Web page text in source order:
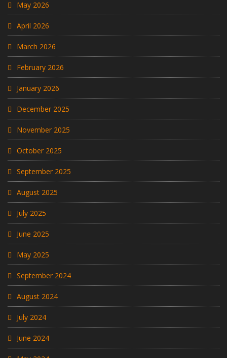
May 2026
April 2026
March 2026
February 2026
January 2026
December 2025
November 2025
October 2025
September 2025
August 2025
July 2025
June 2025
May 2025
September 2024
August 2024
July 2024
June 2024